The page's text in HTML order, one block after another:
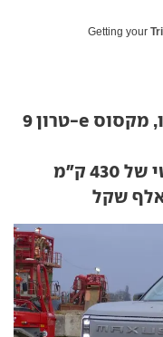
Getting your
4 חודשים לאחר שנהגנו בו, מקסוס e-טרון 9